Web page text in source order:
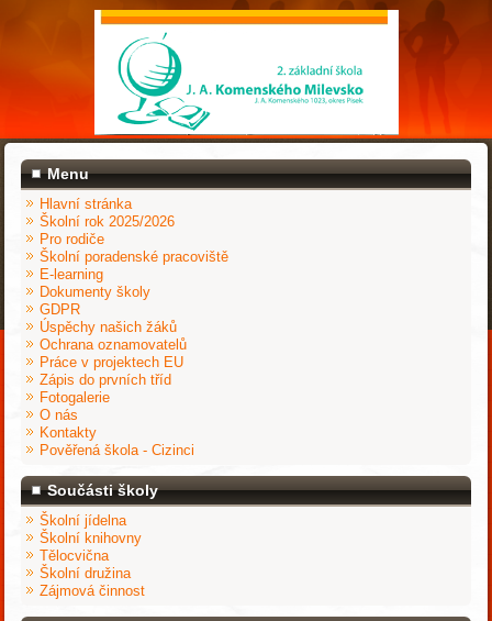
Menu
Hlavní stránka
Školní rok 2025/2026
Pro rodiče
Školní poradenské pracoviště
E-learning
Dokumenty školy
GDPR
Úspěchy našich žáků
Ochrana oznamovatelů
Práce v projektech EU
Zápis do prvních tříd
Fotogalerie
O nás
Kontakty
Pověřená škola - Cizinci
Součásti školy
Školní jídelna
Školní knihovny
Tělocvična
Školní družina
Zájmová činnost